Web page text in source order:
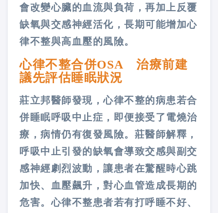
會改變心臟的血流與負荷，再加上反覆
缺氧與交感神經活化，長期可能增加心
律不整與高血壓的風險。
心律不整合併OSA 治療前建
議先評估睡眠狀況
莊立邦醫師發現，心律不整的病患若合
併睡眠呼吸中止症，即便接受了電燒治
療，病情仍有復發風險。莊醫師解釋，
呼吸中止引發的缺氧會導致交感與副交
感神經劇烈波動，讓患者在驚醒時心跳
加快、血壓飆升，對心血管造成長期的
危害。心律不整患者若有打呼睡不好、